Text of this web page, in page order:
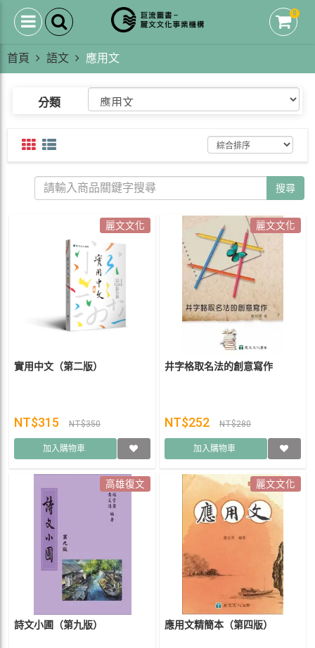
0
首頁 語文 應用文
分類
搜尋
麗文文化
實用中文（第二版）
NT$315 NT$350
加入購物車
麗文文化
井字格取名法的創意寫作
NT$252 NT$280
加入購物車
高雄復文
詩文小圃（第九版）
麗文文化
應用文精簡本（第四版）